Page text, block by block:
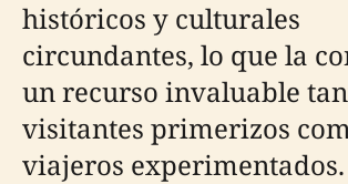
históricos y culturales
circundantes, lo que la
un recurso invaluable
visitantes primerizos
viajeros experimentados.